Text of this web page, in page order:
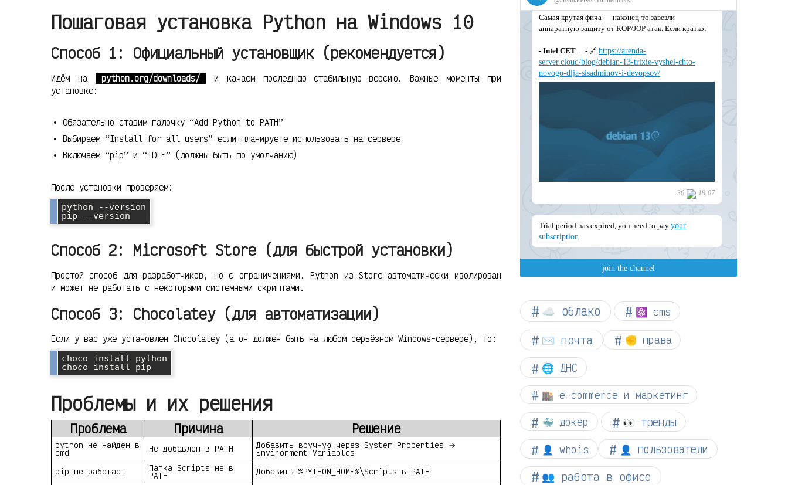
Пошаговая установка Python на Windows 10
Способ 1: Официальный установщик (рекомендуется)
Идём на python.org/downloads/
и качаем последнюю стабильную версию. Важные моменты при
установке:
Обязательно ставим галочку “Add Python to PATH”
Выбираем “Install for all users” если планируете использовать на сервере
Включаем “pip” и “IDLE” (должны быть по умолчанию)
После установки проверяем:
python --version
Способ 2: Microsoft Store (для быстрой установки)
Простой способ для разработчиков, но с ограничениями. Python из Store автоматически изолирован
и может не работать с некоторыми системными скриптами.
Способ 3: Chocolatey (для автоматизации)
Если у вас уже установлен Chocolatey (а он должен быть на любом серьёзном Windows-сервере), то:
choco install python
Проблемы и их решения
Проблема Причина Решение
python не найден в
cmd Не добавлен в PATH Добавить вручную через System Properties →
Environment Variables
pip не работает
Папка Scripts не в
PATH Добавить %PYTHON_HOME%\Scripts в PATH
☁︎ облако ⚛ cms
✉️ почта ✊ права
🌐 ДНС
🏬 e-commerce и маркетинг
🐳 докер 👀 тренды
👤 whois 👤 пользователи
👥 работа в офисе